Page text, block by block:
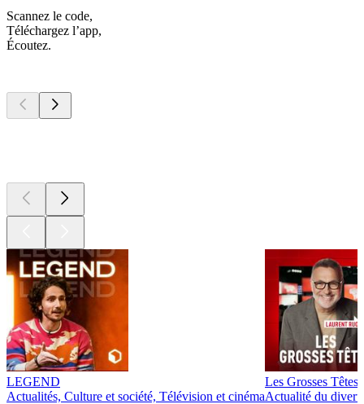
Scannez le code,
Téléchargez l’app,
Écoutez.
LEGEND
Actualités, Culture et société, Télévision et cinéma
Les Grosses Têtes
Actualité du